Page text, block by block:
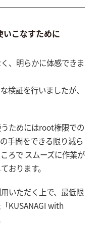
こなすために
、明らかに体感できま
検証を行いましたが、
ためにはroot権限での
手間をできる限り減ら
ろで スムーズに作業が
おります。
いただく上で、最低限
KUSANAGI with